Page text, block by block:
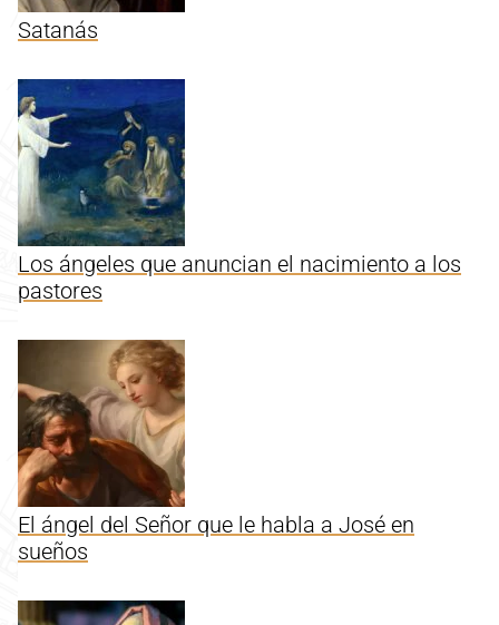
Satanás
Los ángeles que anuncian el nacimiento a los
pastores
El ángel del Señor que le habla a José en
sueños